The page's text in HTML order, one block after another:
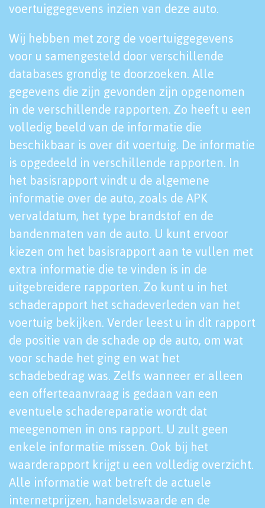
voertuiggegevens inzien van deze auto.
Wij hebben met zorg de voertuiggegevens
voor u samengesteld door verschillende
databases grondig te doorzoeken. Alle
gegevens die zijn gevonden zijn opgenomen
in de verschillende rapporten. Zo heeft u een
volledig beeld van de informatie die
beschikbaar is over dit voertuig. De informatie
is opgedeeld in verschillende rapporten. In
het basisrapport vindt u de algemene
informatie over de auto, zoals de APK
vervaldatum, het type brandstof en de
bandenmaten van de auto. U kunt ervoor
kiezen om het basisrapport aan te vullen met
extra informatie die te vinden is in de
uitgebreidere rapporten. Zo kunt u in het
schaderapport het schadeverleden van het
voertuig bekijken. Verder leest u in dit rapport
de positie van de schade op de auto, om wat
voor schade het ging en wat het
schadebedrag was. Zelfs wanneer er alleen
een offerteaanvraag is gedaan van een
eventuele schadereparatie wordt dat
meegenomen in ons rapport. U zult geen
enkele informatie missen. Ook bij het
waarderapport krijgt u een volledig overzicht.
Alle informatie wat betreft de actuele
internetprijzen, handelswaarde en de